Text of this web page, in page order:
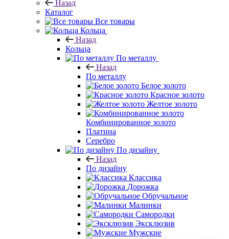
Назад
Каталог
Все товары
Кольца
Назад
Кольца
По металлу
Назад
По металлу
Белое золото
Красное золото
Желтое золото
Комбинированное золото
Платина
Серебро
По дизайну
Назад
По дизайну
Классика
Дорожка
Обручальное
Малинки
Самородки
Эксклюзив
Мужские